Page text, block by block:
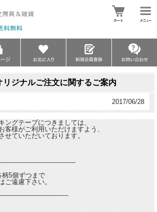
リジナルご注文に関するご案内
2017/06/28
ングテープにつきましては、
客様がご利用いただけますよう、
せていただいております。
5個ずつまで
ご遠慮下さい。